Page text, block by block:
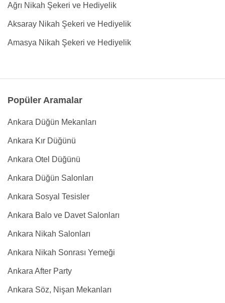
Ağrı Nikah Şekeri ve Hediyelik
Aksaray Nikah Şekeri ve Hediyelik
Amasya Nikah Şekeri ve Hediyelik
Popüler Aramalar
Ankara Düğün Mekanları
Ankara Kır Düğünü
Ankara Otel Düğünü
Ankara Düğün Salonları
Ankara Sosyal Tesisler
Ankara Balo ve Davet Salonları
Ankara Nikah Salonları
Ankara Nikah Sonrası Yemeği
Ankara After Party
Ankara Söz, Nişan Mekanları